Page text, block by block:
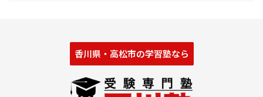
香川県・高松市の学習塾なら